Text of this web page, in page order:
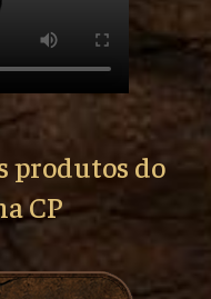
produtos do
CP